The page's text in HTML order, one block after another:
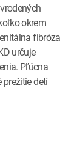
okrem
fibróza
určuje
Pľúcna
detí